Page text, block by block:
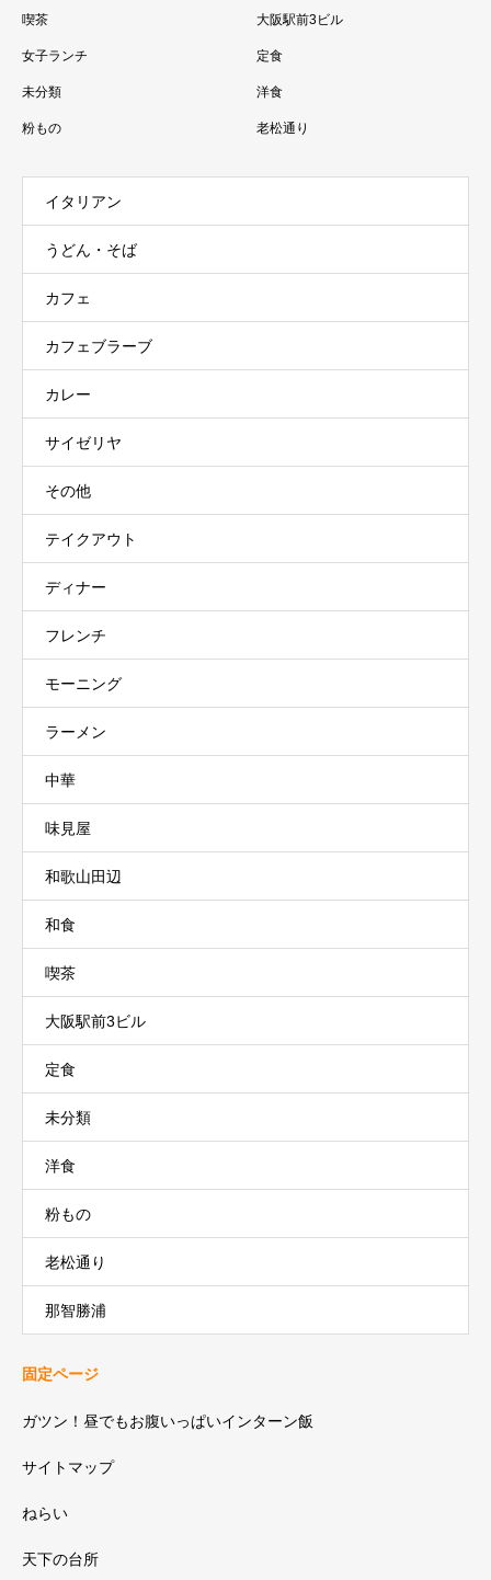
喫茶 大阪駅前3ビル
女子ランチ 定食
未分類 洋食
粉もの 老松通り
イタリアン
うどん・そば
カフェ
カフェブラーブ
カレー
サイゼリヤ
その他
テイクアウト
ディナー
フレンチ
モーニング
ラーメン
中華
味見屋
和歌山田辺
和食
喫茶
大阪駅前3ビル
定食
未分類
洋食
粉もの
老松通り
那智勝浦
固定ページ
ガツン！昼でもお腹いっぱいインターン飯
サイトマップ
ねらい
天下の台所